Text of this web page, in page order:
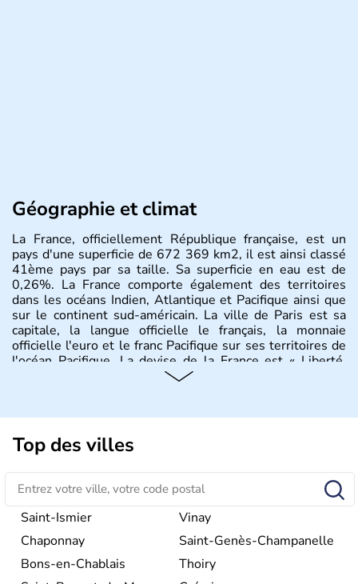
Géographie et climat
La France, officiellement République française, est un
pays d'une superficie de 672 369 km2, il est ainsi classé
41ème pays par sa taille. Sa superficie en eau est de
0,26%. La France comporte également des territoires
dans les océans Indien, Atlantique et Pacifique ainsi que
sur le continent sud-américain. La ville de Paris est sa
capitale, la langue officielle le français, la monnaie
officielle l'euro et le franc Pacifique sur ses territoires de
l'océan Pacifique. La devise de la France est « Liberté,
Égalité, Fraternité », et son drapeau est constitué de trois
européenne de la France est appelée France
métropolitaine et est située à l'une des extrémités
occidentales de l'Europe. Elle est bordée par la mer du
Atlantique à l'ouest et la mer Méditerranée au sud-est.
Elle est frontalière de la Belgique et du Luxembourg au
nord-est, de l'Allemagne et de la Suisse à l'est, de l'Italie
et de Monaco au sud-est, de l'Espagne et d'Andorre au
sud-ouest. Les frontières au sud et à l'est du pays
correspondent à des massifs montagneux, les Pyrénées,
les Alpes et le Jura, la frontière à l'est correspond au
Top des villes
Saint-Ismier
Vinay
Chaponnay
Saint-Genès-Champanelle
Bons-en-Chablais
Thoiry